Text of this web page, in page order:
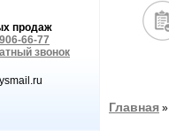
продаж
66-77
звонок
Главная »